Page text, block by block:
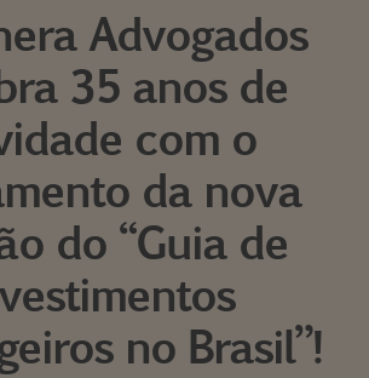
Advogados
35 anos de
com o
da nova
do “Guia de
no Brasil”!